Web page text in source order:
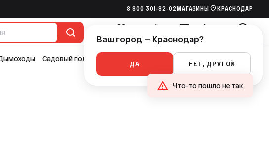
8 800 301-82-02 МАГАЗИНЫ КРАСНОДАР
ИзбранноеСравнениеСметыКорзина
Садовый полив Канализация Ручной инструмент
Ваш город — Краснодар?
ДА НЕТ, ДРУГОЙ
Что-то пошло не так